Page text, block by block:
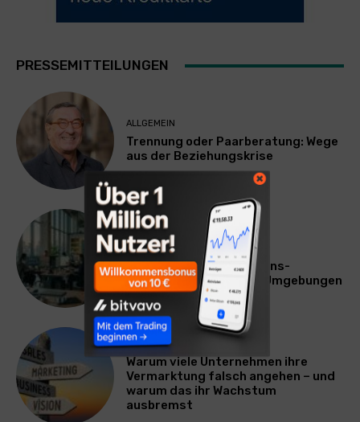
PRESSEMITTEILUNGEN
ALLGEMEIN
Trennung oder Paarberatung: Wege
aus der Beziehungskrise
TECHNIK
SourcingBlox startet
CentaurNexus: Operations-
Plattform für Zscaler-Umgebungen
WERBUNG & MARKETING
Warum viele Unternehmen ihre
Vermarktung falsch angehen – und
warum das ihr Wachstum
ausbremst